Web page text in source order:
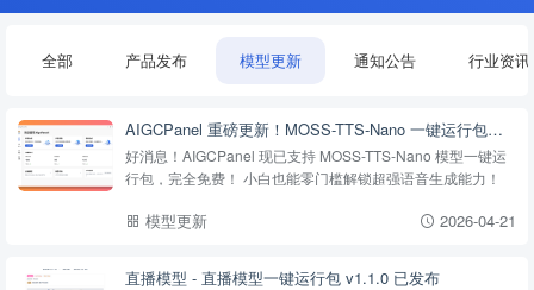
AIGCPanel 重磅更新！MOSS-TTS-Nano 一键运行包免费来袭！
好消息！AIGCPanel 现已支持 MOSS-TTS-Nano 模型一键运
行包，完全免费！ 小白也能零门槛解锁超强语音生成能力！
模型更新 2026-04-21
直播模型 - ‌直播模型一键运行包 v1.1.0 已发布
全部 产品发布 模型更新 通知公告 行业资讯